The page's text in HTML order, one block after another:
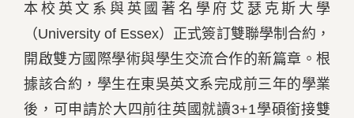
本校英文系與英國著名學府艾瑟克斯大學
（University of Essex）正式簽訂雙聯學制合約，
開啟雙方國際學術與學生交流合作的新篇章。根
據該合約，學生在東吳英文系完成前三年的學業
後，可申請於大四前往英國就讀3+1學碩銜接雙